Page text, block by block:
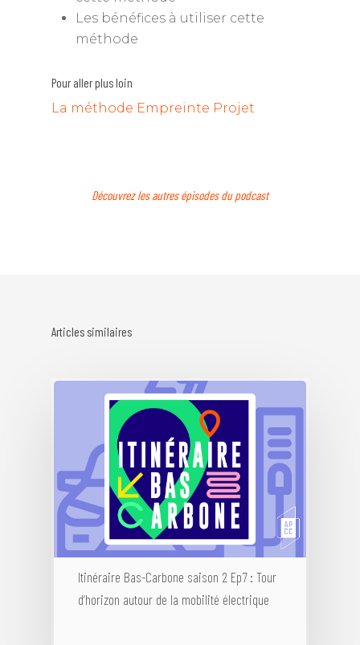
Les bénéfices à utiliser cette
méthode
Pour aller plus loin
La méthode Empreinte Projet
Découvrez les autres épisodes du podcast
Articles similaires
Itinéraire Bas-Carbone saison 2 Ep7 : Tour
d’horizon autour de la mobilité électrique
Annuaire des
Devenir adhérent
Devenir adhérent
Règlement Intérieur
Qui sommes-nous
Annuaire des
Missions & objectifs
Expertises
Collectivités,
Événements